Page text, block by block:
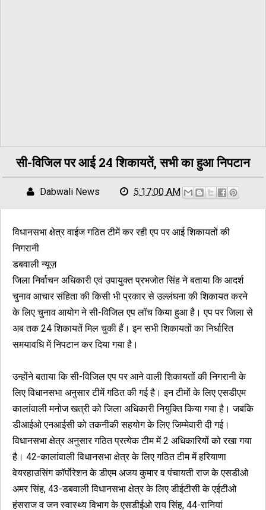
सी-विजिल पर आई 24 शिकायतें, सभी का हुआ निपटान
Dabwali News 5:17:00 AM
विधानसभा क्षेत्र वाईज गठित टीमें कर रही एप पर आई शिकायतों की
निगरानी
डबवाली न्यूज़
जिला निर्वाचन अधिकारी एवं उपायुक्त प्रभजोत सिंह ने बताया कि आदर्श
चुनाव आचार संहिता की किसी भी प्रकार से उल्लंघना की शिकायत करने
के लिए चुनाव आयोग ने सी-विजिल एप लॉच किया हुआ है। एप पर जिला से
अब तक 24 शिकायतें मिल चुकी हैं। इन सभी शिकायतों का निर्धारित
समयावधि में निपटान कर दिया गया है।
उन्होंने बताया कि सी-विजिल एप पर आने वाली शिकायतों की निगरानी के
लिए विधानसभा अनुसार टीमें गठित की गई है। इन टीमों के लिए एसडीएम
कालांवाली मनोज खत्री को जिला अधिकारी नियुक्ति किया गया है। जबकि
डीआईओ एनआईसी को तकनीकी सहयोग के लिए जिम्मेवारी दी गई।
विधानसभा क्षेत्र अनुसार गठित प्रत्येक टीम में 2 अधिकारियों को रखा गया
है। 42-कालांवाली विधानसभा क्षेत्र के लिए गठित टीम में हरियाणा
वेयरहाउसिंग कॉर्पाेरेशन के डीएम अजय कुमार व पंचायती राज के एसडीओ
अमर सिंह, 43-डबवाली विधानसभा क्षेत्र के लिए डीईटीसी के एईटीओ
हंसराज व जन स्वास्थ्य विभाग के एसडीईओ राय सिंह, 44-रानियां